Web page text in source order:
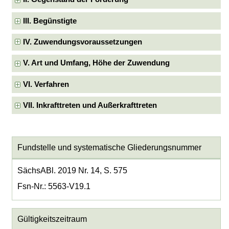
III. Begünstigte
IV. Zuwendungsvoraussetzungen
V. Art und Umfang, Höhe der Zuwendung
VI. Verfahren
VII. Inkrafttreten und Außerkrafttreten
Fundstelle und systematische Gliederungsnummer
SächsABl. 2019 Nr. 14, S. 575
Fsn-Nr.: 5563-V19.1
Gültigkeitszeitraum